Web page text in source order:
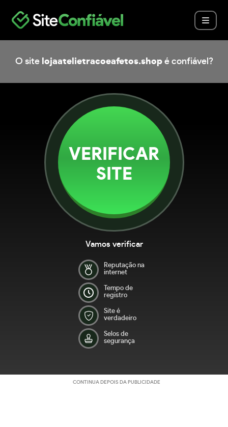
O site lojaatelietracoeafetos.shopé confiável?
VERIFICAR
SITE
Vamos verificar
Reputação na
internet
Tempo de
registro
Site é
verdadeiro
Selos de
segurança
CONTINUA DEPOIS DA PUBLICIDADE